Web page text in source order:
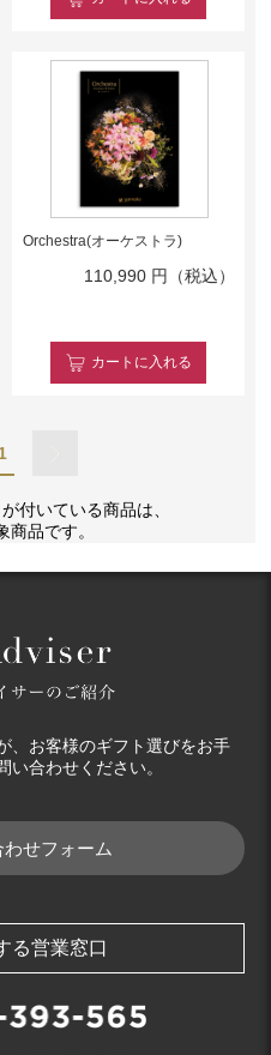
Orchestra(オーケストラ)
110,990 円（税込）
カート に入れる
1
付いている商品は、
商品です。
、お客様のギフト選びをお手
い合わせください。
せフォーム
る営業窓口